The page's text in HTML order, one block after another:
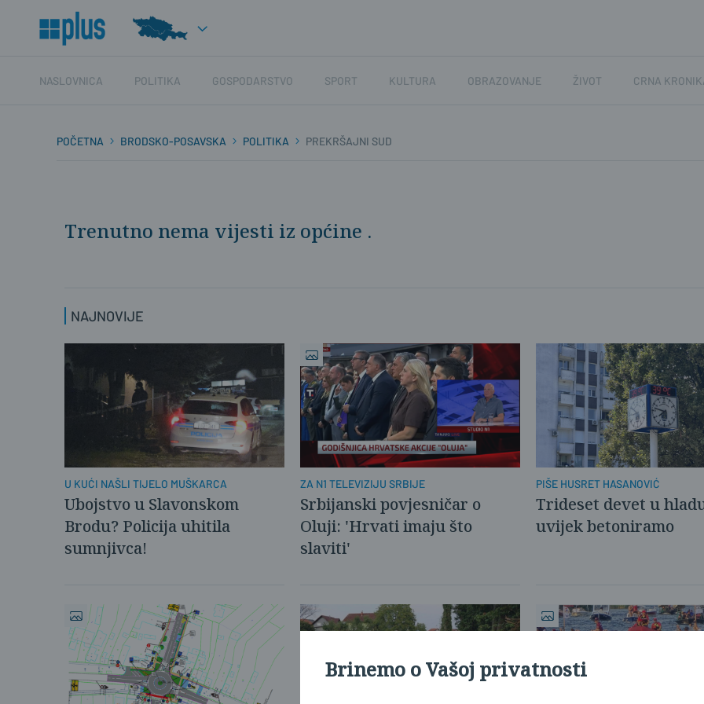
NASLOVNICA POLITIKA GOSPODARSTVO SPORT KULTURA OBRAZOVANJE ŽIVOT CRNA
POČETNA BRODSKO-POSAVSKA POLITIKA PREKRŠAJNI SUD
Trenutno nema vijesti iz općine .
NAJNOVIJE
U KUĆI NAŠLI TIJELO MUŠKARCA
Ubojstvo u Slavonskom
Brodu? Policija uhitila
sumnjivca!
ZA N1 TELEVIZIJU SRBIJE
Srbijanski povjesničar o
Oluji: 'Hrvati imaju što
slaviti'
PIŠE HUSRET HASANOVIĆ
Trideset devet u
uvijek betoniramo
Brinemo o Vašoj privatnosti